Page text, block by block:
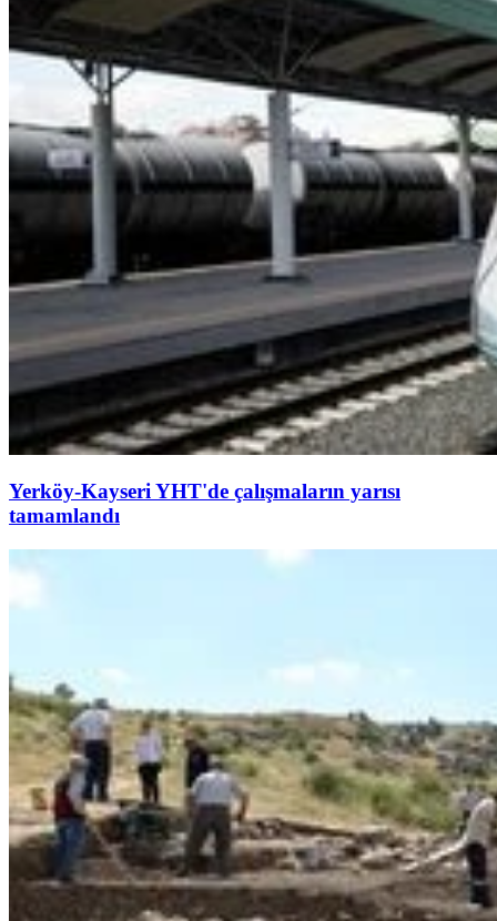
Yerköy-Kayseri YHT'de çalışmaların yarısı
tamamlandı